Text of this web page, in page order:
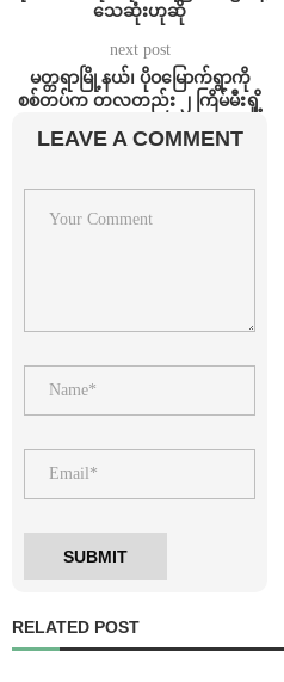
သေဆုံးဟုဆို
next post
မတ္တရာမြို့နယ်၊ ပိုဝမြောက်ရွာကို
စစ်တပ်က တလတည်း ၂ ကြိမ်မီးရှို့
LEAVE A COMMENT
RELATED POST